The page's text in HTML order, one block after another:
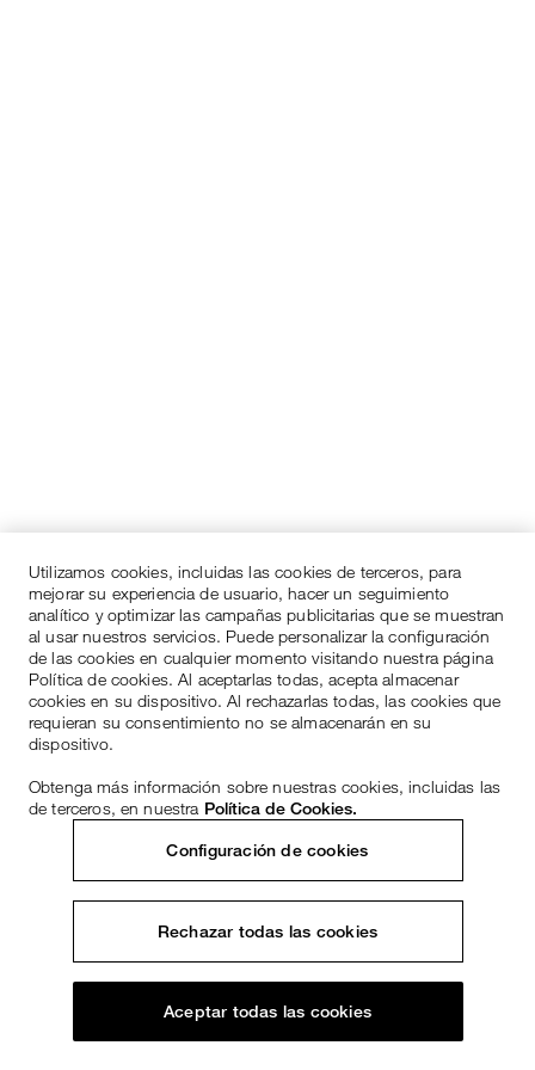
Utilizamos cookies, incluidas las cookies de terceros, para
mejorar su experiencia de usuario, hacer un seguimiento
analítico y optimizar las campañas publicitarias que se muestran
al usar nuestros servicios. Puede personalizar la configuración
de las cookies en cualquier momento visitando nuestra página
Política de cookies. Al aceptarlas todas, acepta almacenar
cookies en su dispositivo. Al rechazarlas todas, las cookies que
requieran su consentimiento no se almacenarán en su
dispositivo.
Obtenga más información sobre nuestras cookies, incluidas las
de terceros, en nuestra Política de Cookies.
Configuración de cookies
Rechazar todas las cookies
Aceptar todas las cookies